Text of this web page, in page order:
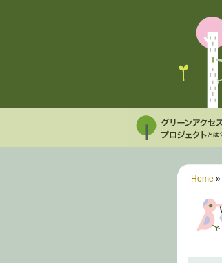
Home »